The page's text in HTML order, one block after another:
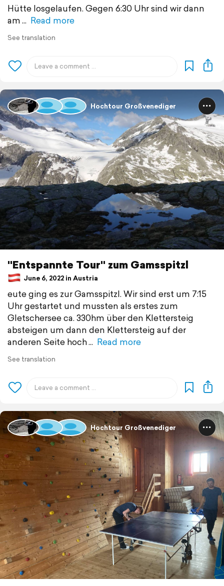
Hütte losgelaufen. Gegen 6:30 Uhr sind wir dann
am
Read more
See translation
Hochtour Großvenediger
"Entspannte Tour" zum Gamsspitzl
June 6, 2022 in Austria
eute ging es zur Gamsspitzl. Wir sind erst um 7:15
Uhr gestartet und mussten als erstes zum
Gletschersee ca. 330hm über den Klettersteig
absteigen um dann den Klettersteig auf der
anderen Seite hoch
Read more
See translation
Hochtour Großvenediger